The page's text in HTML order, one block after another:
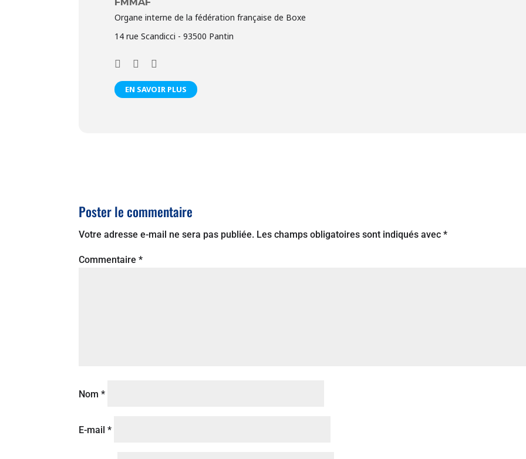
Organe interne de la fédération française de Boxe
14 rue Scandicci - 93500 Pantin
EN SAVOIR PLUS
Poster le commentaire
Votre adresse e-mail ne sera pas publiée. Les champs obligatoires sont indiqués avec*
Commentaire*
Nom*
E-mail*